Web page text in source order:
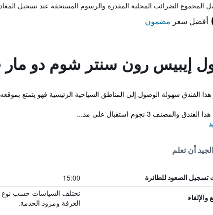
المجموع الضرائب المحلية المقدرة والرسوم المستحقة عند تسجيل
أفضل سعر مضمون
إيبيس رون سنتر شوم دو مار
هذا الفندق سهولة الوصول إلى المناطق السياحية الرئيسية فهو يتمتع
والمصنف 3 نجوم استقبال على مد...
أن تعلم
تسجيل الصعود للطائرة 15:00
والإلغاء
تختلف السياسات حسب نوع
الغرفة ومزود الخدمة.